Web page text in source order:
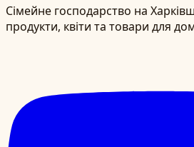
Сімейне господарство на
продукти, квіти та товари для